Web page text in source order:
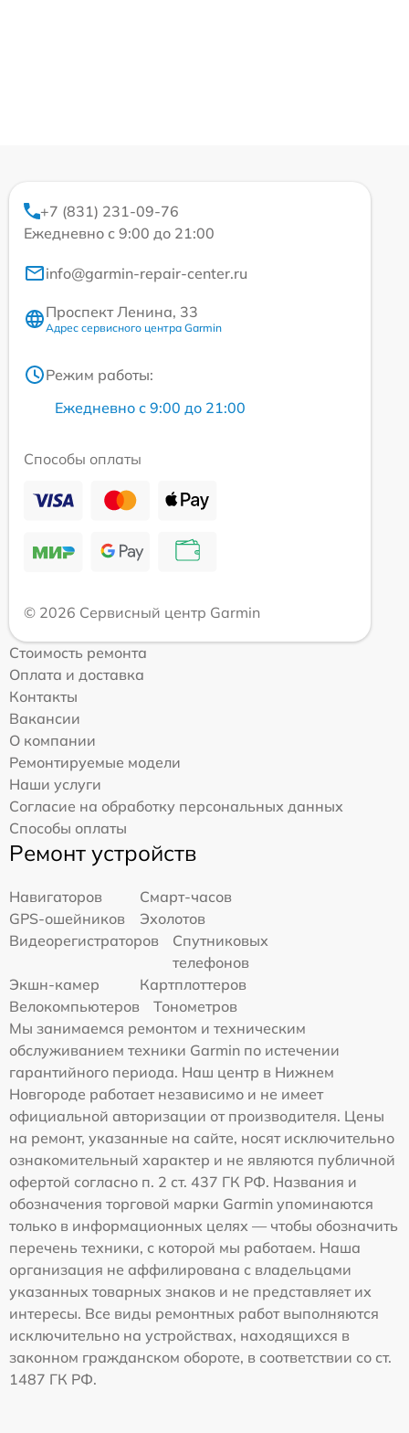
+7 (831) 231-09-76
Ежедневно с 9:00 до 21:00
info@garmin-repair-center.ru
Проспект Ленина, 33
Адрес сервисного центра Garmin
Режим работы:
Ежедневно с 9:00 до 21:00
Способы оплаты
© 2026 Сервисный центр Garmin
Стоимость ремонта
Оплата и доставка
Контакты
Вакансии
О компании
Ремонтируемые модели
Наши услуги
Согласие на обработку персональных данных
Способы оплаты
Ремонт устройств
Навигаторов
Смарт-часов
GPS-ошейников
Эхолотов
Видеорегистраторов
Спутниковых
телефонов
Экшн-камер
Картплоттеров
Велокомпьютеров
Тонометров
Мы занимаемся ремонтом и техническим
обслуживанием техники Garmin по истечении
гарантийного периода. Наш центр в Нижнем
Новгороде работает независимо и не имеет
официальной авторизации от производителя. Цены
на ремонт, указанные на сайте, носят исключительно
ознакомительный характер и не являются публичной
офертой согласно п. 2 ст. 437 ГК РФ. Названия и
обозначения торговой марки Garmin упоминаются
только в информационных целях — чтобы обозначить
перечень техники, с которой мы работаем. Наша
организация не аффилирована с владельцами
указанных товарных знаков и не представляет их
интересы. Все виды ремонтных работ выполняются
исключительно на устройствах, находящихся в
законном гражданском обороте, в соответствии со ст.
1487 ГК РФ.